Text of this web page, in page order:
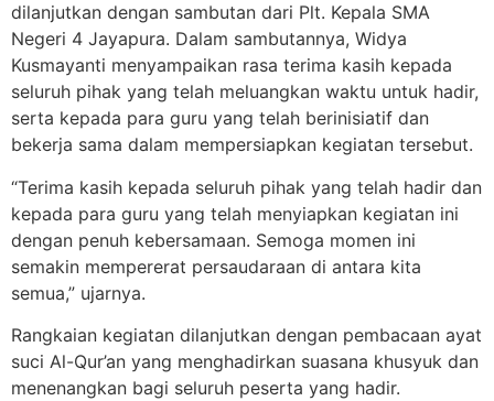
dilanjutkan dengan sambutan dari Plt. Kepala SMA
Negeri 4 Jayapura. Dalam sambutannya, Widya
Kusmayanti menyampaikan rasa terima kasih kepada
seluruh pihak yang telah meluangkan waktu untuk hadir,
serta kepada para guru yang telah berinisiatif dan
bekerja sama dalam mempersiapkan kegiatan tersebut.
“Terima kasih kepada seluruh pihak yang telah hadir dan
kepada para guru yang telah menyiapkan kegiatan ini
dengan penuh kebersamaan. Semoga momen ini
semakin mempererat persaudaraan di antara kita
semua,” ujarnya.
Rangkaian kegiatan dilanjutkan dengan pembacaan ayat
suci Al-Qur’an yang menghadirkan suasana khusyuk dan
menenangkan bagi seluruh peserta yang hadir.